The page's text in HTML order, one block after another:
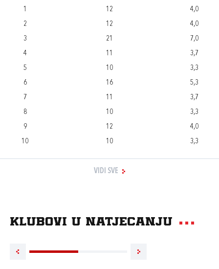
1 12
4,0
2
12
4,0
3
21
7,0
4
11
3,7
5
10
3,3
6
16
5,3
7
11
3,7
8
10
3,3
9
12
4,0
10
10 3,3
VIDI SVE
Klubovi u natjecanju